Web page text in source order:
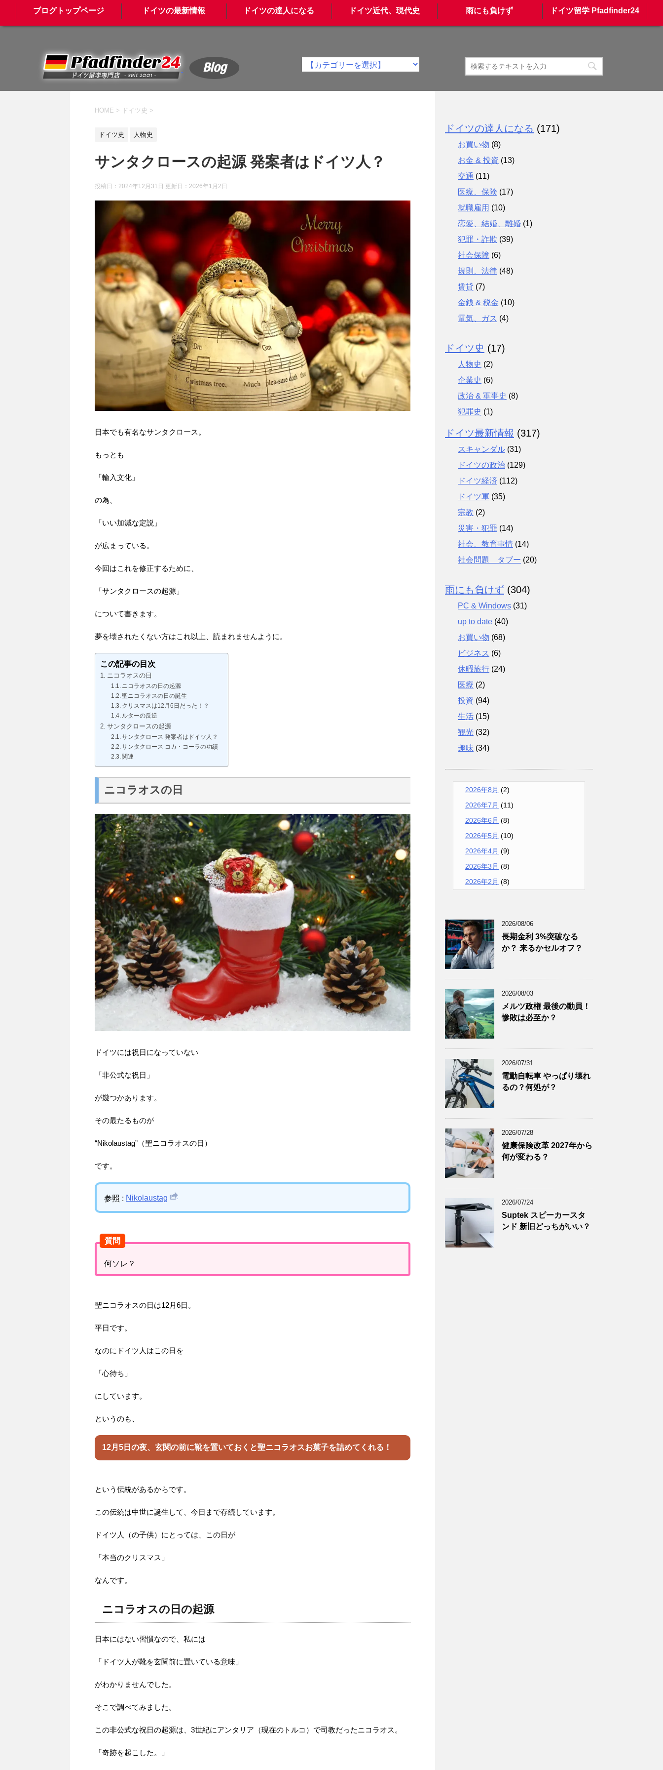
ブログトップページ ドイツの最新情報 ドイツの達人になる ドイツ近代、現代史 雨にも負けず ドイツ留学 Pfadfinder24
Blog
HOME > ドイツ史 >
ドイツ史 人物史
サンタクロースの起源 発案者はドイツ人？
投稿日：2024年12月31日 更新日： 2026年1月2日
日本でも有名なサンタクロース。
もっとも
「輸入文化」
の為、
「いい加減な定説」
が広まっている。
今回はこれを修正するために、
「サンタクロースの起源」
について書きます。
夢を壊されたくない方はこれ以上、読まれませんように。
この記事の目次
ニコラオスの日
ニコラオスの日の起源
聖ニコラオスの日の誕生
クリスマスは12月6日だった！？
ルターの反逆
サンタクロースの起源
サンタクロース 発案者はドイツ人？
サンタクロース コカ・コーラの功績
関連
ニコラオスの日
ドイツには祝日になっていない
「非公式な祝日」
が幾つかあります。
その最たるものが
“Nikolaustag”（聖ニコラオスの日）
です。
参照 : Nikolaustag
質問
何ソレ？
聖ニコラオスの日は12月6日。
平日です。
なのにドイツ人はこの日を
「心待ち」
にしています。
というのも、
12月5日の夜、玄関の前に靴を置いておくと聖ニコラオスお菓子を詰めてくれる！
という伝統があるからです。
この伝統は中世に誕生して、今日まで存続しています。
ドイツ人（の子供）にとっては、この日が
「本当のクリスマス」
なんです。
ニコラオスの日の起源
日本にはない習慣なので、私には
「ドイツ人が靴を玄関前に置いている意味」
がわかりませんでした。
そこで調べてみました。
この非公式な祝日の起源は、3世紀にアンタリア（現在のトルコ）で司教だったニコラオス。
「奇跡を起こした。」
ドイツの達人になる (171)
お買い物 (8)
お金 & 投資 (13)
交通 (11)
医療、保険 (17)
就職雇用 (10)
恋愛、結婚、離婚 (1)
犯罪・詐欺 (39)
社会保障 (6)
規則、法律 (48)
賃貸 (7)
金銭 & 税金 (10)
電気、ガス (4)
ドイツ史 (17)
人物史 (2)
企業史 (6)
政治 & 軍事史 (8)
犯罪史 (1)
ドイツ最新情報 (317)
スキャンダル (31)
ドイツの政治 (129)
ドイツ経済 (112)
ドイツ軍 (35)
宗教 (2)
災害・犯罪 (14)
社会、教育事情 (14)
社会問題 タブー (20)
雨にも負けず (304)
PC & Windows (31)
up to date (40)
お買い物 (68)
ビジネス (6)
休暇旅行 (24)
医療 (2)
投資 (94)
生活 (15)
観光 (32)
趣味 (34)
2026年8月 (2)
2026年7月 (11)
2026年6月 (8)
2026年5月 (10)
2026年4月 (9)
2026年3月 (8)
2026年2月 (8)
2025年11月(12)
2025年10月 (10)
2025年9月
2025年7月
2025年6月
(9)
2025年5月
(8)
2025年4月
2025年3月(9)
2025年2月
(8)
2025年1月
(8)
2024年12月
2024年9月
(9)
2024年8月
(9)
2024年7月
2024年6月(7)
2024年5月
(8)
2024年4月
(8)
2024年3月
2024年2月
2026/08/06
長期金利 3%突破なる
か？ 来るかセルオフ？
2026/08/03
メルツ政権 最後の動員！
惨敗は必至か？
2026/07/31
電動自転車 やっぱり壊れ
るの？何処が？
2026/07/28
健康保険改革 2027年から
何が変わる？
2026/07/24
Suptek スピーカースタ
ンド 新旧どっちがいい？